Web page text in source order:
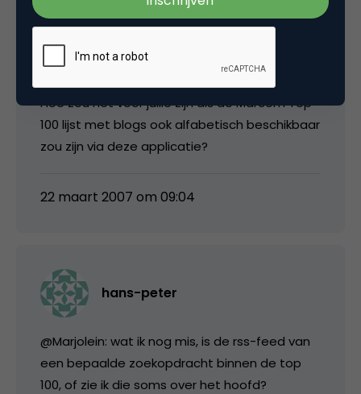
Marjolein Hoekstra
Hoe zou het voor jullie zijn als de Marcom Top
100 lijst met blogs ook alfabetisch beschikbaar
zou zijn via deze applicatie?
22 maart 2007 om 09:04
hans-peter
@Marjolein: wat ik nog mis, is de rss-feed van
een bepaalde zoekopdracht binnen de top
100, of zie ik die soms over het hoofd?